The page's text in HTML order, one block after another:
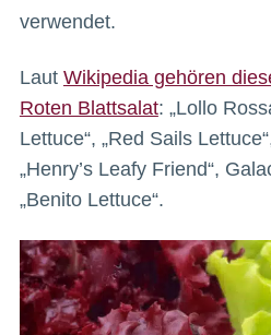
verwendet.
Laut Wikipedia gehören
Roten Blattsalat: „Lollo
Lettuce“, „Red Sails
„Henry’s Leafy Friend“,
„Benito Lettuce“.